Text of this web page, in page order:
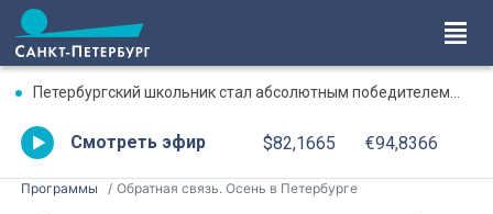
Петербургский школьник стал абсолютным победителем Международной олимпиады по ИИ
Смотреть эфир $82,1665 €94,8366
Программы Обратная связь. Осень в Петербурге